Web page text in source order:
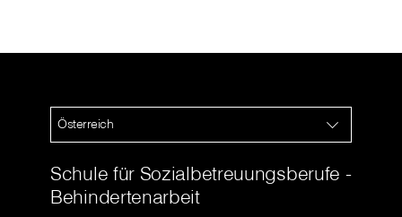
Österreich
Schule für Sozialbetreuungsberufe -
Behindertenarbeit